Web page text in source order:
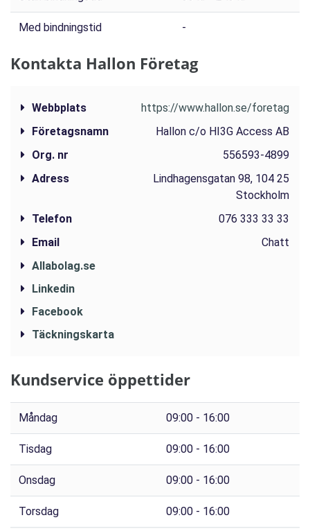
Med bindningstid -
Kontakta Hallon Företag
Webbplats
https://www.hallon.se/foretag
Företagsnamn
Hallon c/o HI3G Access AB
Org. nr
556593-4899
Adress
Lindhagensgatan 98, 104 25
Stockholm
Telefon
076 333 33 33
Email
Chatt
Allabolag.se
Linkedin
Facebook
Täckningskarta
Kundservice öppettider
Måndag 09:00 - 16:00
Tisdag 09:00 - 16:00
Onsdag 09:00 - 16:00
Torsdag 09:00 - 16:00